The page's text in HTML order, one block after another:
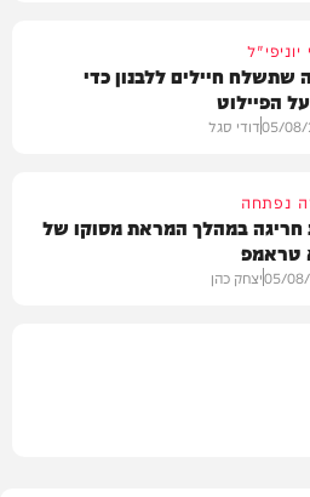
שתשלח חיילים ללבנון כדי
הפיילוט
05/08/דודי סגל
נפתחה
חריגה במהלך המראת מסוקו של
טראמפ
05/יצחק כהן